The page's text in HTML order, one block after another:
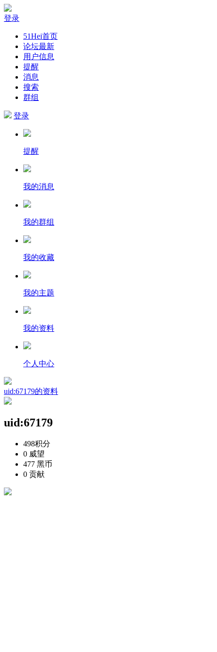
登录
51Hei首页
论坛最新
用户信息
提醒
消息
搜索
群组
登录
提醒
我的消息
我的群组
我的收藏
我的主题
我的资料
个人中心
uid:67179的资料
uid:67179
498积分
0 威望
477 黑币
0 贡献